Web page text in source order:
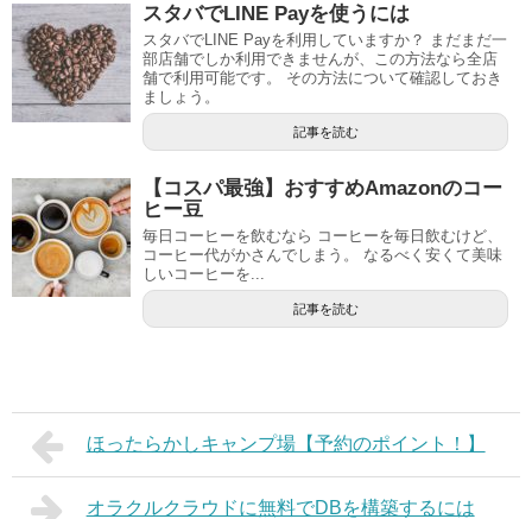
スタバでLINE Payを使うには
スタバでLINE Payを利用していますか？ まだまだ一
部店舗でしか利用できませんが、この方法なら全店
舗で利用可能です。 その方法について確認しておき
ましょう。
記事を読む
【コスパ最強】おすすめAmazonのコー
ヒー豆
毎日コーヒーを飲むなら コーヒーを毎日飲むけど、
コーヒー代がかさんでしまう。 なるべく安くて美味
しいコーヒーを...
記事を読む
ほったらかしキャンプ場【予約のポイント！】
オラクルクラウドに無料でDBを構築するには